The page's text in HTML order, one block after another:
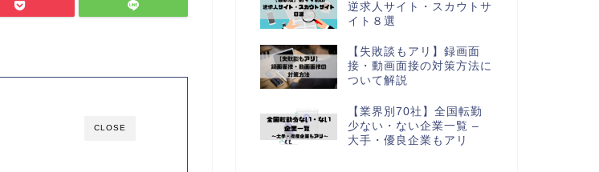
CLOSE
逆求人サイト・スカウトサ
イト８選
【失敗談もアリ】録画面
接・動画面接の対策方法に
ついて解説
【業界別70社】全国転勤
少ない・ない企業一覧 –
大手・優良企業もアリ